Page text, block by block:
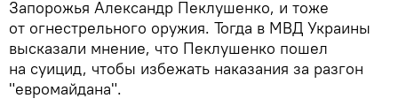
Запорожья Александр Пеклушенко, и тоже
от огнестрельного оружия. Тогда в МВД Украины
высказали мнение, что Пеклушенко пошел
на суицид, чтобы избежать наказания за разгон
"евромайдана".